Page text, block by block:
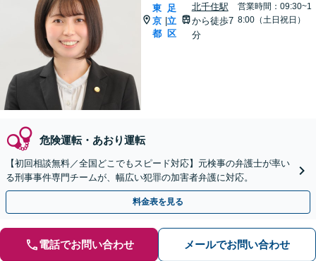
東
京
都
|
足
立
区
北千住駅
から徒歩7
分
営業時間：09:30~1
8:00（土日祝日）
危険運転・あおり運転
【初回相談無料／全国どこでもスピード対応】元検事の弁護士が率い
る刑事事件専門チームが、幅広い犯罪の加害者弁護に対応。
料金表を見る
電話でお問い合わせ メールでお問い合わせ